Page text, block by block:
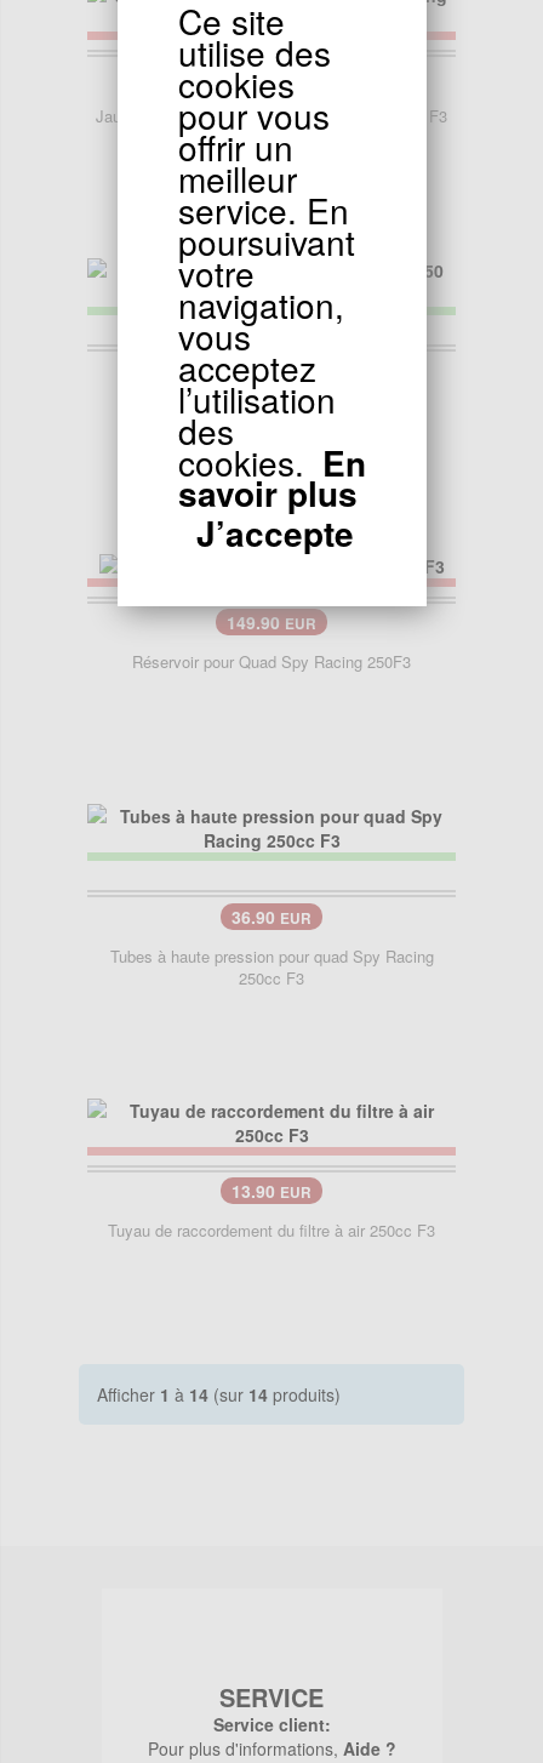
157.90EUR
Jauge d'essence pour Quad Spy Racing 250cc F3
3.90EUR
Joint d'admission pour Spy Racing 250 F3
149.90 EUR
Réservoir pour Quad Spy Racing 250F3
36.90 EUR
Tubes à haute pression pour quad Spy Racing
250cc F3
13.90 EUR
Tuyau de raccordement du filtre à air 250cc F3
Afficher 1 à 14 (sur 14 produits)
SERVICE
Service client:
Pour plus d'informations, Aide ?
Ce site
utilise des
cookies
pour vous
offrir un
meilleur
service. En
poursuivant
votre
navigation,
vous
acceptez
l’utilisation
des
cookies. En
savoir plus
J’accepte